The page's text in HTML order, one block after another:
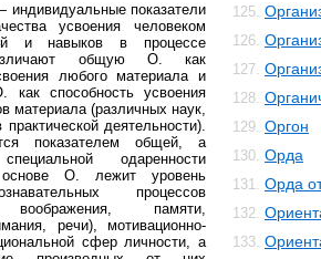
индивидуальные показатели
усвоения человеком
и навыков в процессе
общую О. как
любого материала и
как способность усвоения
материала (различных наук,
практической деятельности).
показателем общей, а
одаренности
О. лежит уровень
процессов
воображения, памяти,
речи), мотивационно-
сфер личности, а
125.
126.
127.
128.
129. Оргон
130. Орда
131. Орда
132.
133.